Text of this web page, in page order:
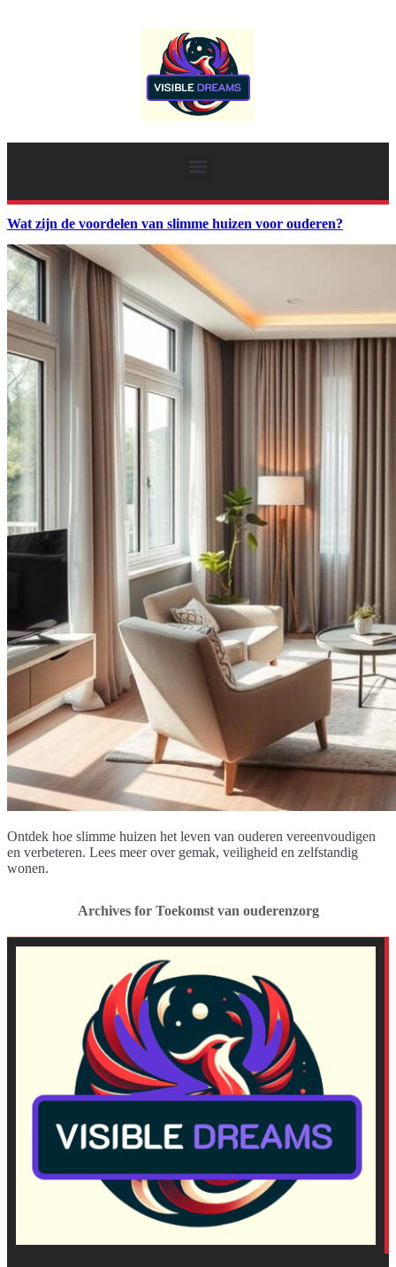
Wat zijn de voordelen van slimme huizen voor ouderen?
Ontdek hoe slimme huizen het leven van ouderen vereenvoudigen
en verbeteren. Lees meer over gemak, veiligheid en zelfstandig
wonen.
Archives for Toekomst van ouderenzorg